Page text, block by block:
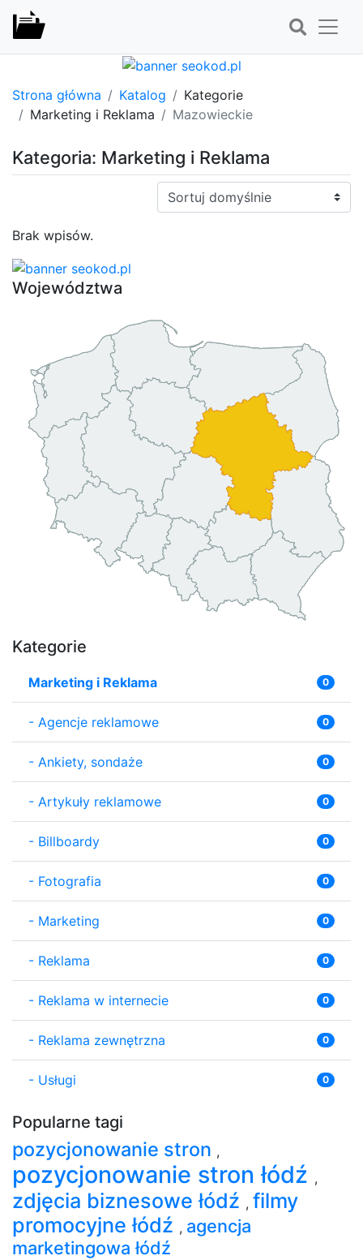
Strona główna Katalog
Kategorie
Marketing i Reklama
Mazowieckie
Kategoria: Marketing i Reklama
Sortuj:
Brak wpisów.
Województwa
Kategorie
Marketing i Reklama 0
- Agencje reklamowe 0
- Ankiety, sondaże 0
- Artykuły reklamowe 0
- Billboardy 0
- Fotografia 0
- Marketing 0
- Reklama 0
- Reklama w internecie 0
- Reklama zewnętrzna 0
- Usługi 0
Popularne tagi
pozycjonowanie stron ,
pozycjonowanie stron łódź ,
zdjęcia biznesowe łódź , filmy
promocyjne łódź , agencja
marketingowa łódź